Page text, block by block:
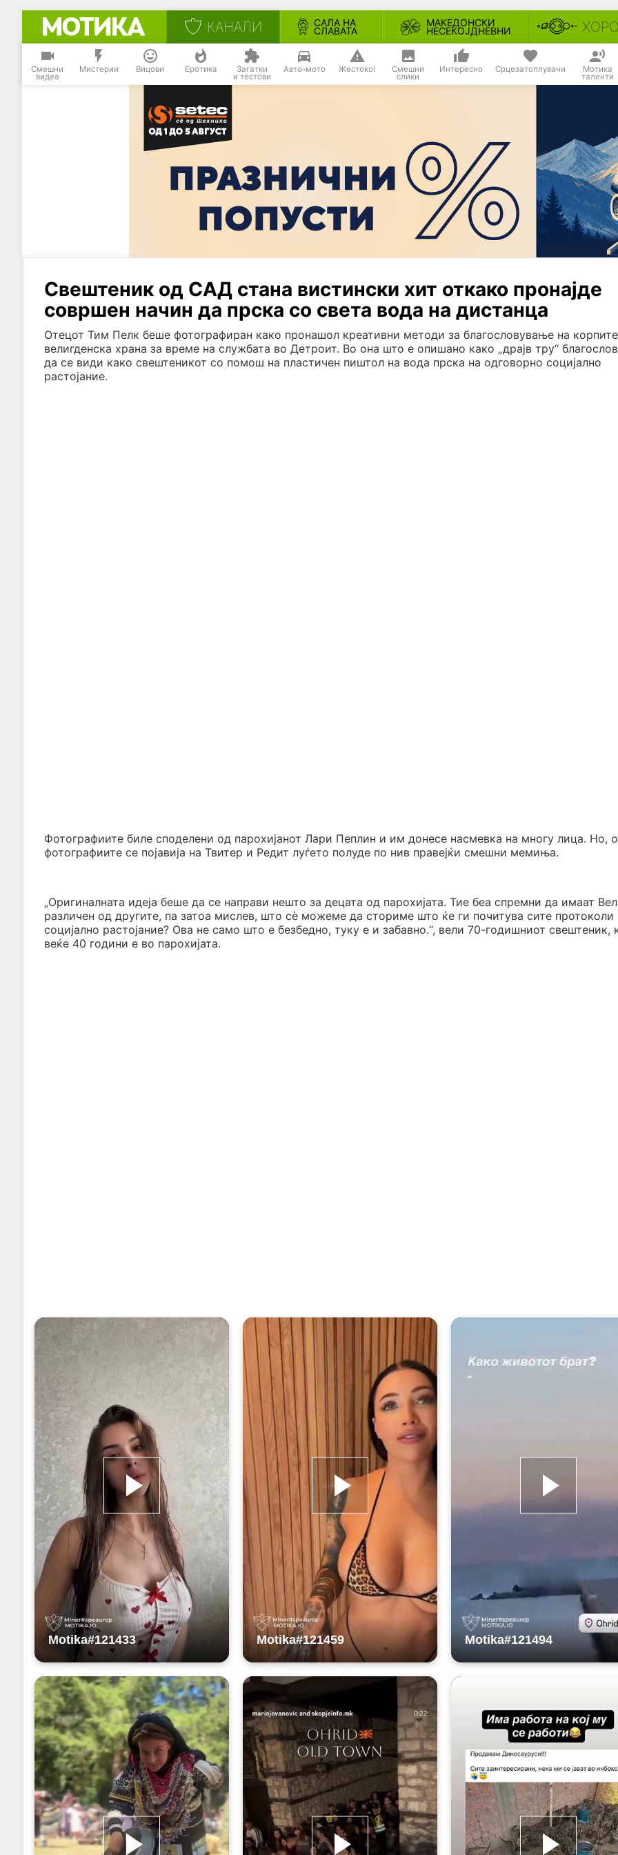
КАНАЛИ САЛА НА
СЛАВАТА
МАКЕДОНСКИ
НЕСЕКОЈДНЕВНИ
Смешни
видеа
Мистерии Вицови Еротика Загатки
и тестови
Авто-мото Жестоко! Смешни
слики
Интересно Срцезатоплувачи Мотика
таленти
Свештеник од САД стана вистински хит откако пронајде
совршен начин да прска со света вода на дистанца
Отецот Тим Пелк беше фотографиран како пронашол креативни методи за благословување на
велигденска храна за време на службата во Детроит. Во она што е опишано како „драјв тру“
да се види како свештеникот со помош на пластичен пиштол на вода прска на одговорно социјално
растојание.
Фотографиите биле споделени од парохијанот Лари Пеплин и им донесе насмевка на многу лица. Но,
фотографиите се појавија на Твитер и Редит луѓето полуде по нив правејќи смешни мемиња.
„Оригиналната идеја беше да се направи нешто за децата од парохијата. Тие беа спремни да имаат
различен од другите, па затоа мислев, што сè можеме да сториме што ќе ги почитува сите протоколи
социјално растојание? Ова не само што е безбедно, туку е и забавно.“, вели 70-годишниот свештеник,
веќе 40 години е во парохијата.